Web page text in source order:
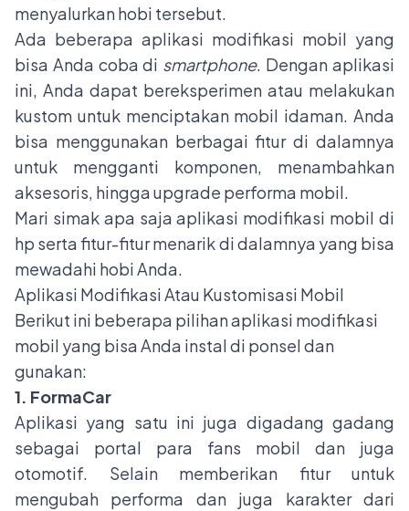
menyalurkan hobi tersebut.
Ada beberapa aplikasi modifikasi mobil yang
bisa Anda coba di smartphone. Dengan aplikasi
ini, Anda dapat bereksperimen atau melakukan
kustom untuk menciptakan mobil idaman. Anda
bisa menggunakan berbagai fitur di dalamnya
untuk mengganti komponen, menambahkan
aksesoris, hingga upgrade performa mobil.
Mari simak apa saja aplikasi modifikasi mobil di
hp serta fitur-fitur menarik di dalamnya yang bisa
mewadahi hobi Anda.
Aplikasi Modifikasi Atau Kustomisasi Mobil
Berikut ini beberapa pilihan aplikasi modifikasi
mobil yang bisa Anda instal di ponsel dan
gunakan:
1. FormaCar
Aplikasi yang satu ini juga digadang gadang
sebagai portal para fans mobil dan juga
otomotif. Selain memberikan fitur untuk
mengubah performa dan juga karakter dari